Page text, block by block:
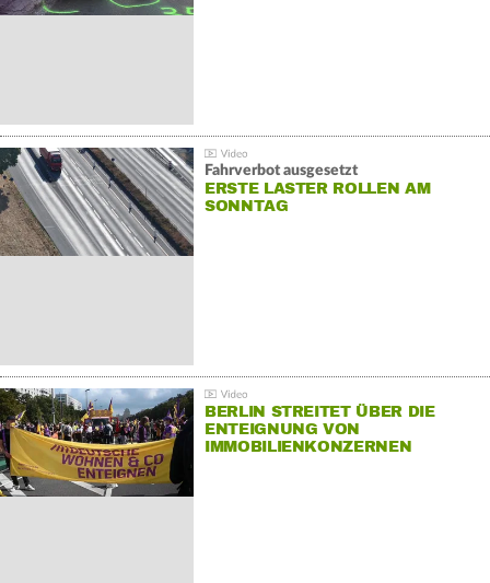
Fahrverbot ausgesetzt
ERSTE LASTER ROLLEN AM
SONNTAG
BERLIN STREITET ÜBER DIE
ENTEIGNUNG VON
IMMOBILIENKONZERNEN